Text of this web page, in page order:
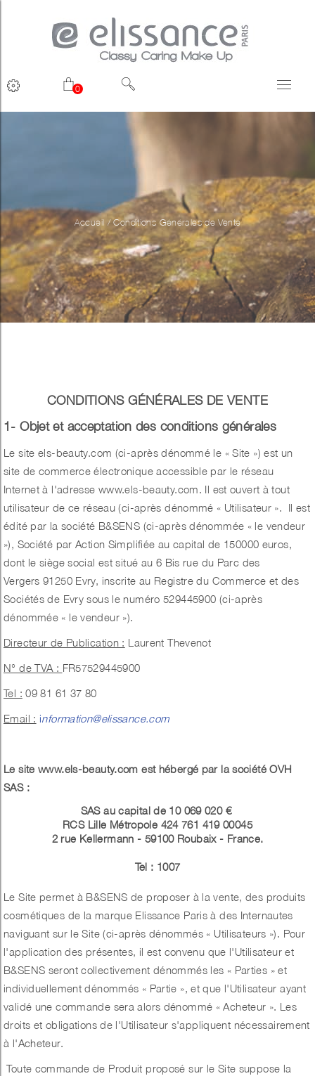
0
Accueil /Conditions Générales de Vente
CONDITIONS GÉNÉRALES DE VENTE
1- Objet et acceptation des conditions générales
Le site els-beauty.com (ci-après dénommé le « Site ») est un
site de commerce électronique accessible par le réseau
Internet à l'adresse www.els-beauty.com. Il est ouvert à tout
utilisateur de ce réseau (ci-après dénommé « Utilisateur ». Il est
édité par la société B&SENS (ci-après dénommée « le vendeur
»), Société par Action Simplifiée au capital de 150000 euros,
dont le siège social est situé au 6 Bis rue du Parc des
Vergers 91250 Evry, inscrite au Registre du Commerce et des
Sociétés de Evry sous le numéro 529445900 (ci-après
dénommée « le vendeur »).
Directeur de Publication : Laurent Thevenot
N° de TVA : FR57529445900
Tel : 09 81 61 37 80
Email : information@elissance.com
Le site www.els-beauty.com est hébergé par la société OVH
SAS :
SAS au capital de 10 069 020 €
RCS Lille Métropole 424 761 419 00045
2 rue Kellermann - 59100 Roubaix - France.
Tel : 1007
Le Site permet à B&SENS de proposer à la vente, des produits
cosmétiques de la marque Elissance Paris à des Internautes
naviguant sur le Site (ci-après dénommés « Utilisateurs »). Pour
l'application des présentes, il est convenu que l'Utilisateur et
B&SENS seront collectivement dénommés les « Parties » et
individuellement dénommés « Partie », et que l'Utilisateur ayant
validé une commande sera alors dénommé « Acheteur ». Les
droits et obligations de l'Utilisateur s'appliquent nécessairement
à l'Acheteur.
Toute commande de Produit proposé sur le Site suppose la